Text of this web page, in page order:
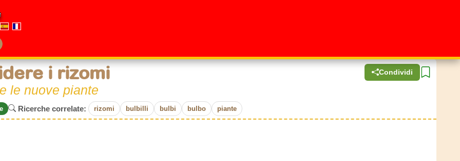
Condividi
i rizomi
le nuove piante
Ricerche correlate: rizomi bulbilli bulbi bulbo piante